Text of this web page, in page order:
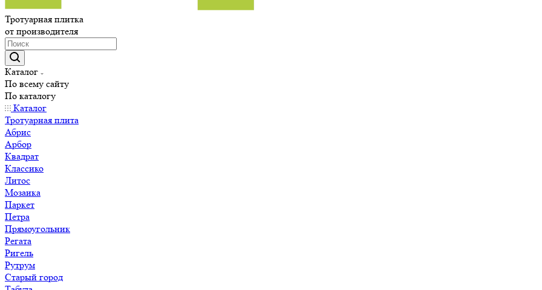
Тротуарная плитка
от производителя
Каталог
По всему сайту
По каталогу
Каталог
Тротуарная плита
Абрис
Арбор
Квадрат
Классико
Литос
Мозаика
Паркет
Петра
Прямоугольник
Регата
Ригель
Рутрум
Старый город